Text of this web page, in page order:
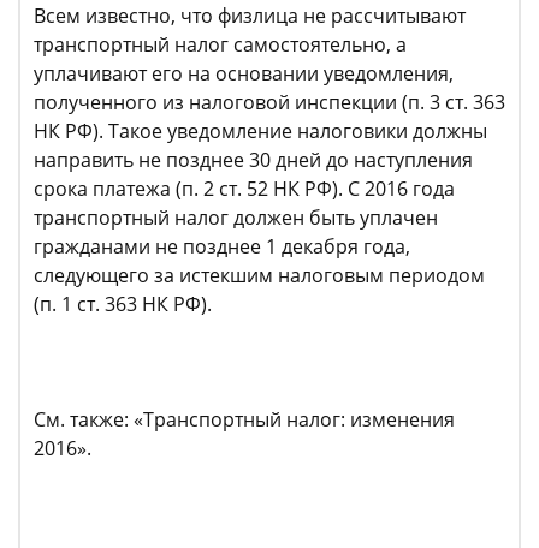
Всем известно, что физлица не рассчитывают
транспортный налог самостоятельно, а
уплачивают его на основании уведомления,
полученного из налоговой инспекции (п. 3 ст. 363
НК РФ). Такое уведомление налоговики должны
направить не позднее 30 дней до наступления
срока платежа (п. 2 ст. 52 НК РФ). С 2016 года
транспортный налог должен быть уплачен
гражданами не позднее 1 декабря года,
следующего за истекшим налоговым периодом
(п. 1 ст. 363 НК РФ).
См. также: «Транспортный налог: изменения
2016».